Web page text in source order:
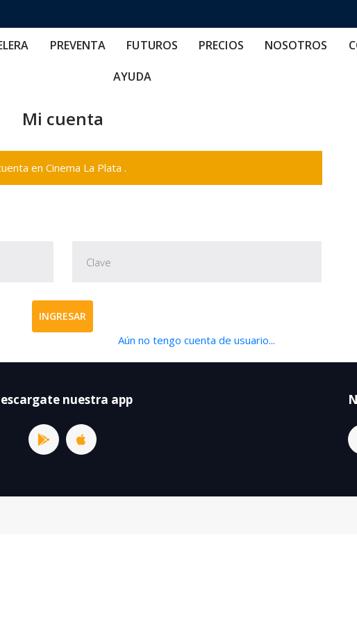
PREVENTA FUTUROS PRECIOS NOSOTROS
AYUDA
Mi cuenta
en Cinema La Plata .
INGRESAR
Aún no tengo cuenta de usuario...
nuestra app